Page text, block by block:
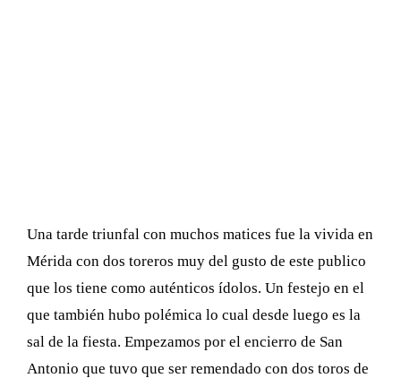
Una tarde triunfal con muchos matices fue la vivida en
Mérida con dos toreros muy del gusto de este publico
que los tiene como auténticos ídolos. Un festejo en el
que también hubo polémica lo cual desde luego es la
sal de la fiesta. Empezamos por el encierro de San
Antonio que tuvo que ser remendado con dos toros de